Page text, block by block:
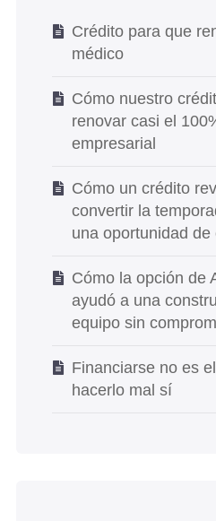
Crédito para que
médico
Cómo nuestro
renovar casi el
empresarial
Cómo un crédito
convertir la
una oportunidad de
Cómo la opción de
ayudó a una
equipo sin
Financiarse no es
hacerlo mal sí